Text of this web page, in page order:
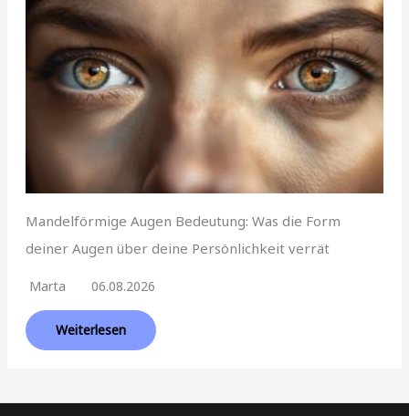
Mandelförmige Augen Bedeutung: Was die Form
deiner Augen über deine Persönlichkeit verrät
Marta 06.08.2026
Weiterlesen